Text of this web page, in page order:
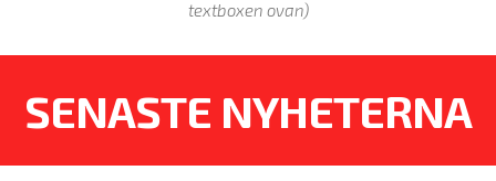
textboxen ovan)
SENASTE NYHETERNA